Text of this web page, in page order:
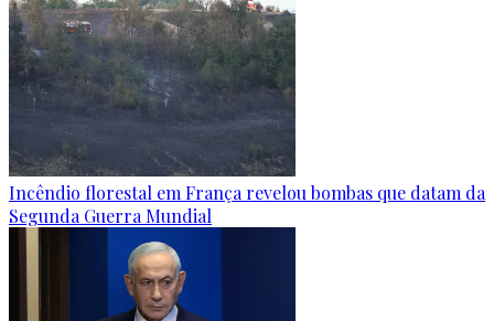
Incêndio florestal em França revelou bombas que datam da
Segunda Guerra Mundial